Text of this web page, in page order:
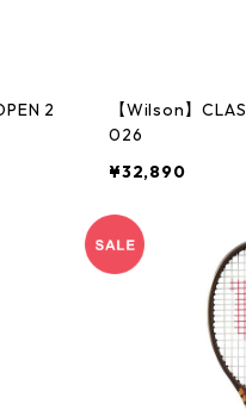
【Wilson】
026
¥32,890